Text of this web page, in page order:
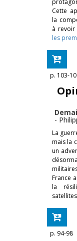
Cette
la
à revoir
les
p. 103-
-
La
mais la
un
France
la
p. 94-98